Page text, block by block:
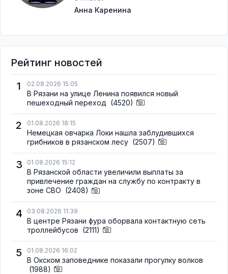
Анна Каренина
Рейтинг новостей
1
02.08.2026 15:05
В Рязани на улице Ленина появился новый
пешеходный переход (4520)
2 01.08.2026 18:15
Немецкая овчарка Локи нашла заблудившихся
грибников в рязанском лесу (2507)
3 01.08.2026 15:12
В Рязанской области увеличили выплаты за
привлечение граждан на службу по контракту в
зоне СВО (2408)
4 03.08.2026 11:39
В центре Рязани фура оборвала контактную сеть
троллейбусов (2111)
5 01.08.2026 16:02
В Окском заповеднике показали прогулку волков
(1988)